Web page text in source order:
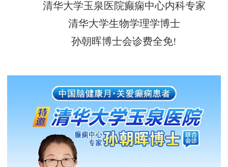
清华大学玉泉医院癫痫中心内科专家
清华大学生物学理学博士
孙朝晖博士会诊费全免!